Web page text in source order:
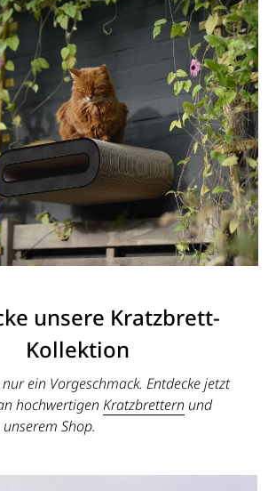
unsere Kratzbrett-
Kollektion
ein Vorgeschmack. Entdecke jetzt
hochwertigenKratzbrettern und
Shop.